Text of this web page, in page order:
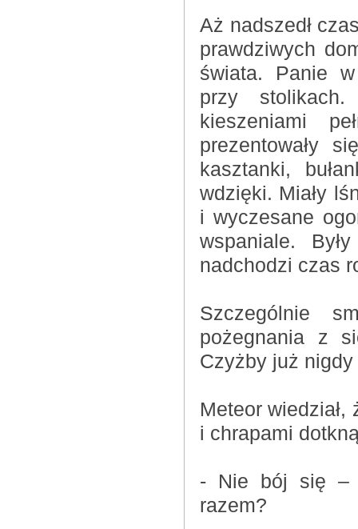
Aż nadszedł
prawdziwych
świata. Panie
przy
kieszeniami
prezentowały
kasztanki,
wdzięki. Miały
i wyczesane
wspaniale.
nadchodzi czas
Szczególnie
pożegnania z
Czyżby już
Meteor wiedział,
i chrapami
- Nie bój się –
razem?